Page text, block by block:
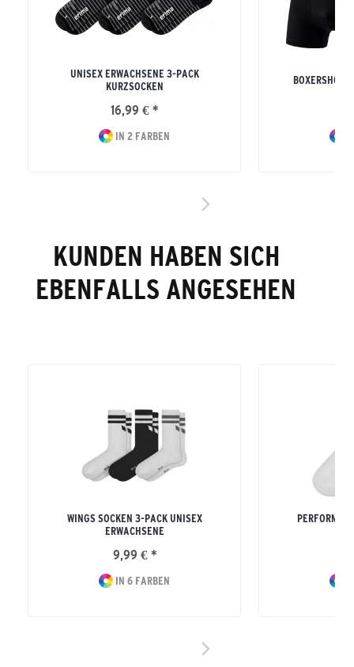
UNISEX ERWACHSENE 3-PACK
KURZSOCKEN
16,99 € *
IN 2 FARBEN
KUNDEN HABEN SICH
EBENFALLS ANGESEHEN
WINGS SOCKEN 3-PACK UNISEX
ERWACHSENE
9,99 € *
IN 6 FARBEN